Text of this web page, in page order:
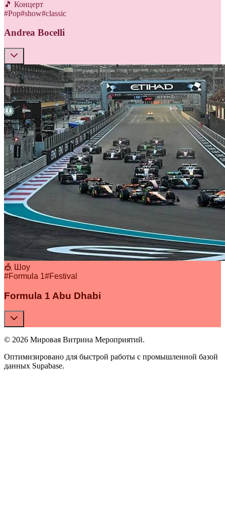
🎵 Концерт
#Pop#show#classic
Andrea Bocelli
🎪 Шоу
#Formula 1#Festival
Formula 1 Abu Dhabi
© 2026 Мировая Витрина Мероприятий.
Оптимизировано для быстрой работы с промышленной базой
данных Supabase.